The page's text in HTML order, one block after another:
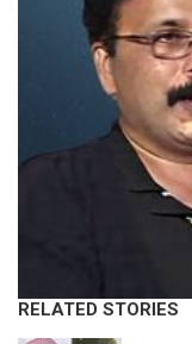
RELATED STORIES
KERALA